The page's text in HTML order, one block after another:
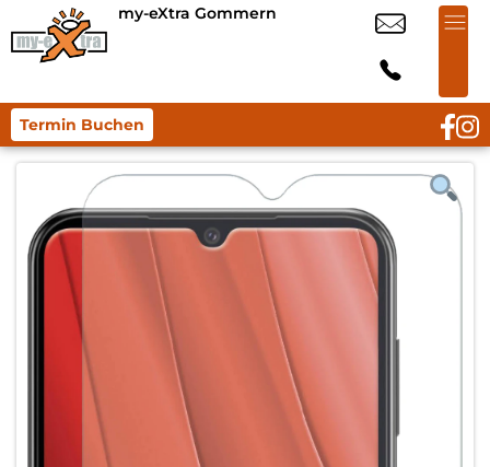
my-eXtra Gommern
Termin Buchen